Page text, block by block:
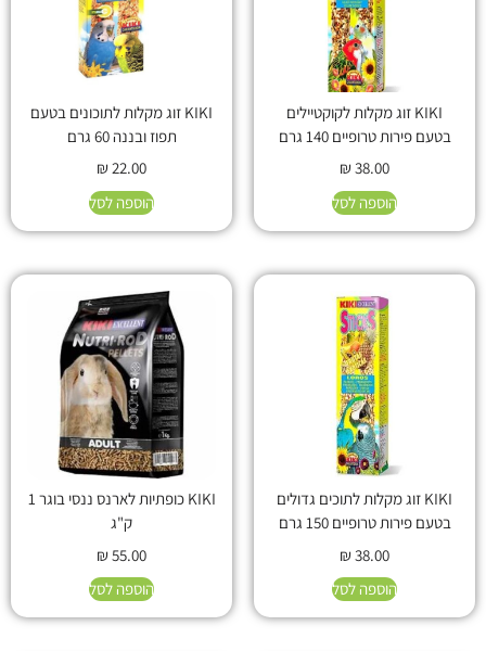
KIKI זוג מקלות לקוקטיילים
בטעם פירות טרופיים 140 גרם
₪38.00
הוספה לסל
KIKI זוג מקלות לתוכונים בטעם
תפוז ובננה 60 גרם
₪22.00
הוספה לסל
KIKI זוג מקלות לתוכים גדולים
בטעם פירות טרופיים 150 גרם
₪38.00
הוספה לסל
KIKI כופתיות לארנס ננסי בוגר 1
ק"ג
₪55.00
הוספה לסל